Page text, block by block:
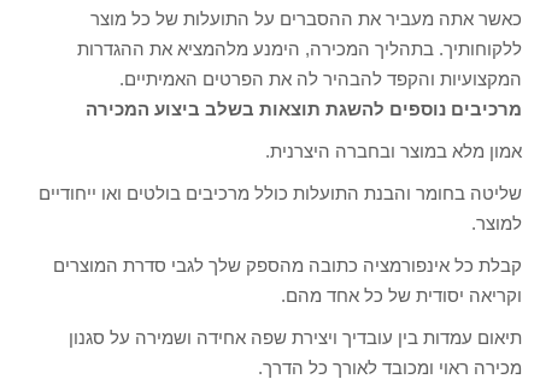
כאשר אתה מעביר את ההסברים על התועלות של כל מוצר
ללקוחותיך. בתהליך המכירה, הימנע מלהמציא את ההגדרות
המקצועיות והקפד להבהיר לה את הפרטים האמיתיים.
מרכיבים נוספים להשגת תוצאות בשלב ביצוע המכירה
אמון מלא במוצר ובחברה היצרנית.
שליטה בחומר והבנת התועלות כולל מרכיבים בולטים ואו ייחודיים
למוצר.
קבלת כל אינפורמציה כתובה מהספק שלך לגבי סדרת המוצרים
וקריאה יסודית של כל אחד מהם.
תיאום עמדות בין עובדיך ויצירת שפה אחידה ושמירה על סגנון
מכירה ראוי ומכובד לאורך כל הדרך.